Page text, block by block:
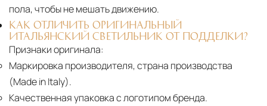
пола, чтобы не мешать движению.
КАК ОТЛИЧИТЬ ОРИГИНАЛЬНЫЙ
ИТАЛЬЯНСКИЙ СВЕТИЛЬНИК ОТ ПОДДЕЛКИ?
Признаки оригинала:
Маркировка производителя, страна производства
(Made in Italy).
Качественная упаковка с логотипом бренда.